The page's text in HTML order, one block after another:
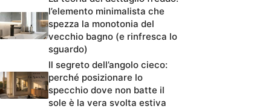
l’elemento minimalista che
spezza la monotonia del
vecchio bagno (e rinfresca lo
sguardo)
Il segreto dell’angolo cieco:
perché posizionare lo
specchio dove non batte il
sole è la vera svolta estiva